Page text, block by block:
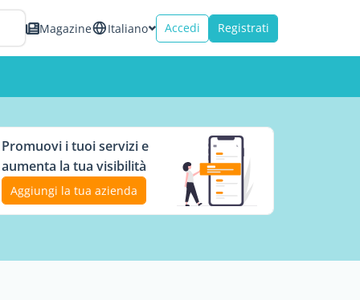
Magazine Italiano Accedi Registrati
Promuovi i tuoi servizi e
aumenta la tua visibilità
Aggiungi la tua azienda